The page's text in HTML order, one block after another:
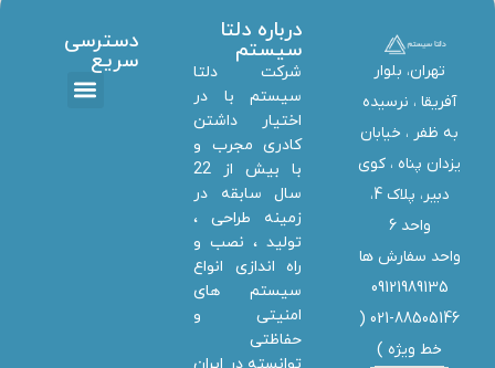
تهران، بلوار
آفریقا ، نرسیده
به ظفر ،‌ خیابان
یزدان پناه ، کوی
دبیر، پلاک 4،
واحد 6
واحد سفارش ها
09121989135
021-88505146 (
خط ویژه )
درباره دلتا
سیستم
شرکت دلتا
سیستم با در
اختیار داشتن
کادری مجرب و
با بیش از 22
سال سابقه در
زمینه طراحی ،
تولید ، نصب و
راه اندازی انواع
سیستم های
امنیتی و
حفاظتی
دسترسی
سریع